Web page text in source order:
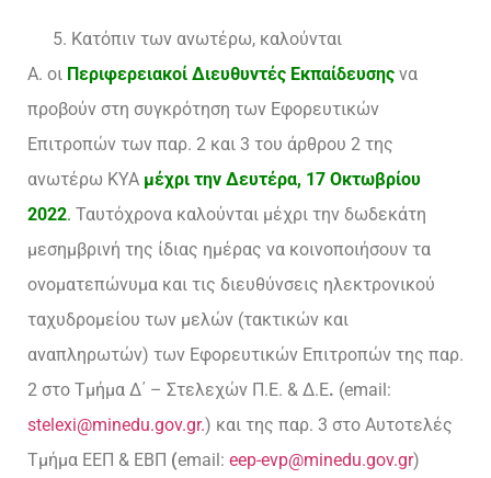
Κατόπιν των ανωτέρω, καλούνται
Α. οι Περιφερειακοί Διευθυντές Εκπαίδευσης να
προβούν στη συγκρότηση των Εφορευτικών
Επιτροπών των παρ. 2 και 3 του άρθρου 2 της
ανωτέρω ΚΥΑ μέχρι την Δευτέρα, 17 Οκτωβρίου
2022. Ταυτόχρονα καλούνται μέχρι την δωδεκάτη
μεσημβρινή της ίδιας ημέρας να κοινοποιήσουν τα
ονοματεπώνυμα και τις διευθύνσεις ηλεκτρονικού
ταχυδρομείου των μελών (τακτικών και
αναπληρωτών) των Εφορευτικών Επιτροπών της παρ.
2 στο Τμήμα Δ΄ – Στελεχών Π.Ε. & Δ.Ε. (email:
stelexi@minedu.gov.gr.) και της παρ. 3 στο Αυτοτελές
Τμήμα ΕΕΠ & ΕΒΠ (email: eep-evp@minedu.gov.gr)